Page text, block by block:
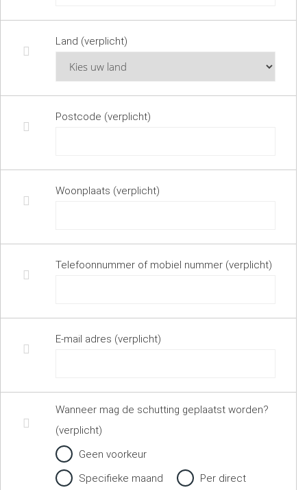
Land (verplicht)
Postcode (verplicht)
Woonplaats (verplicht)
Telefoonnummer of mobiel nummer (verplicht)
E-mail adres (verplicht)
Wanneer mag de schutting geplaatst worden?
(verplicht)
Geen voorkeur
Specifieke maand
Per direct